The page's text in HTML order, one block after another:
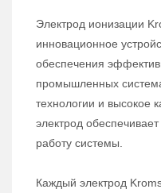
Электрод ионизации
инновационное
обеспечения
промышленных
технологии и высокое
электрод
работу системы.
Каждый электрод